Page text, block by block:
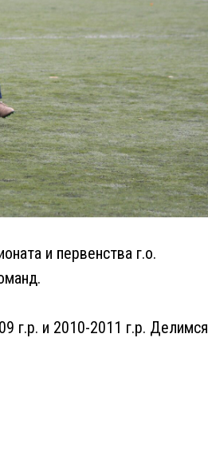
и первенства г.о.
г.р. и 2010-2011 г.р. Делимся